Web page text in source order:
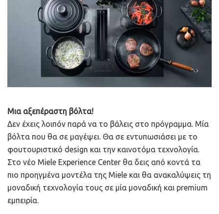
Μια αξεπέραστη βόλτα!
Δεν έχεις λοιπόν παρά να το βάλεις στο πρόγραμμα. Μία
βόλτα που θα σε μαγέψει. Θα σε εντυπωσιάσει με το
φουτουριστικό design και την καινοτόμα τεχνολογία.
Στο νέο Miele Experience Center θα δεις από κοντά τα
πιο προηγμένα μοντέλα της Miele και θα ανακαλύψεις τη
μοναδική τεχνολογία τους σε μία μοναδική και premium
εμπειρία.